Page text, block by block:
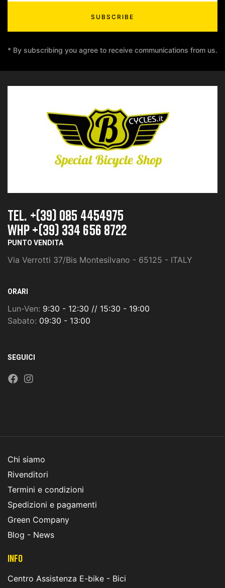
SUBSCRIBE
* By subscribing you agree to receive communications from us.
TEL. +(39) 085 4454975
whp +(39) 334 656 8722
PUNTO VENDITA
Via Verrotti 37/Bis Montesilvano - 65125 - ITALY
ORARI
Lun-Ven: 9:30 - 12:30 // 15:30 - 19:00
Sabato: 09:30 - 13:00
SEGUICI
Chi siamo
Rivenditori
Termini e condizioni
Spedizioni e pagamenti
Green Company
Blog - News
INFO
Centro Assistenza E-bike - Bici